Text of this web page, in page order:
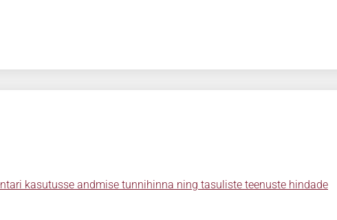
kasutusse andmise tunnihinna ning tasuliste teenuste hindade